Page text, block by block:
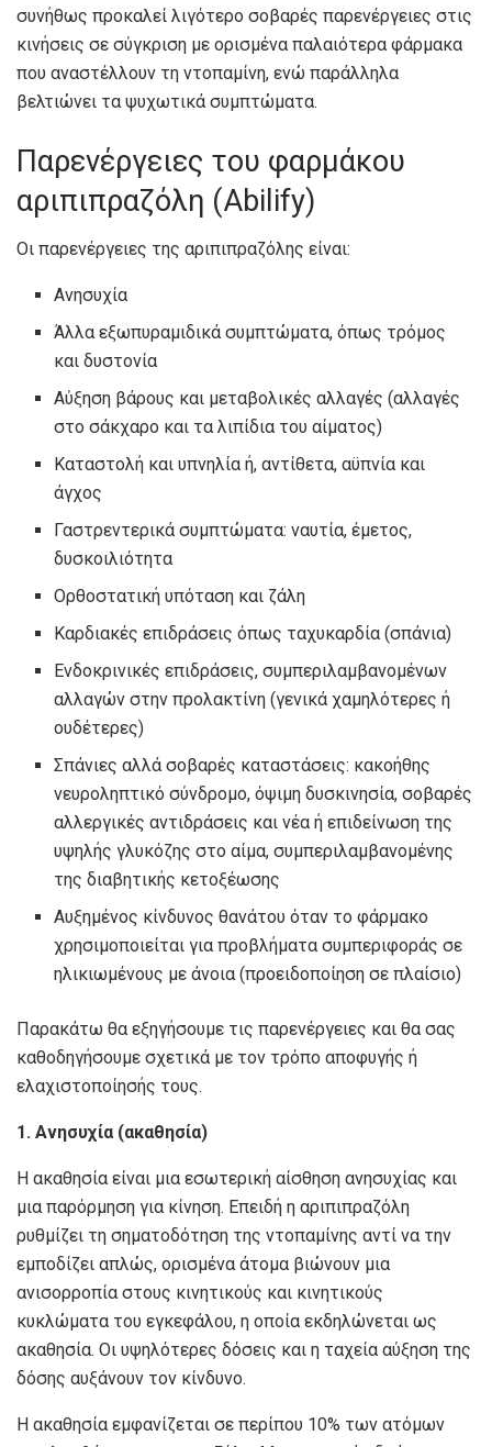
συνήθως προκαλεί λιγότερο σοβαρές παρενέργειες στις
κινήσεις σε σύγκριση με ορισμένα παλαιότερα φάρμακα
που αναστέλλουν τη ντοπαμίνη, ενώ παράλληλα
βελτιώνει τα ψυχωτικά συμπτώματα.
Παρενέργειες του φαρμάκου
αριπιπραζόλη (Abilify)
Οι παρενέργειες της αριπιπραζόλης είναι:
Ανησυχία
Άλλα εξωπυραμιδικά συμπτώματα, όπως τρόμος
και δυστονία
Αύξηση βάρους και μεταβολικές αλλαγές (αλλαγές
στο σάκχαρο και τα λιπίδια του αίματος)
Καταστολή και υπνηλία ή, αντίθετα, αϋπνία και
άγχος
Γαστρεντερικά συμπτώματα: ναυτία, έμετος,
δυσκοιλιότητα
Ορθοστατική υπόταση και ζάλη
Καρδιακές επιδράσεις όπως ταχυκαρδία (σπάνια)
Ενδοκρινικές επιδράσεις, συμπεριλαμβανομένων
αλλαγών στην προλακτίνη (γενικά χαμηλότερες ή
ουδέτερες)
Σπάνιες αλλά σοβαρές καταστάσεις: κακοήθης
νευροληπτικό σύνδρομο, όψιμη δυσκινησία, σοβαρές
αλλεργικές αντιδράσεις και νέα ή επιδείνωση της
υψηλής γλυκόζης στο αίμα, συμπεριλαμβανομένης
της διαβητικής κετοξέωσης
Αυξημένος κίνδυνος θανάτου όταν το φάρμακο
χρησιμοποιείται για προβλήματα συμπεριφοράς σε
ηλικιωμένους με άνοια (προειδοποίηση σε πλαίσιο)
Παρακάτω θα εξηγήσουμε τις παρενέργειες και θα σας
καθοδηγήσουμε σχετικά με τον τρόπο αποφυγής ή
ελαχιστοποίησής τους.
1. Ανησυχία (ακαθησία)
Η ακαθησία είναι μια εσωτερική αίσθηση ανησυχίας και
μια παρόρμηση για κίνηση. Επειδή η αριπιπραζόλη
ρυθμίζει τη σηματοδότηση της ντοπαμίνης αντί να την
εμποδίζει απλώς, ορισμένα άτομα βιώνουν μια
ανισορροπία στους κινητικούς και κινητικούς
κυκλώματα του εγκεφάλου, η οποία εκδηλώνεται ως
ακαθησία. Οι υψηλότερες δόσεις και η ταχεία αύξηση της
δόσης αυξάνουν τον κίνδυνο.
Η ακαθησία εμφανίζεται σε περίπου 10% των ατόμων